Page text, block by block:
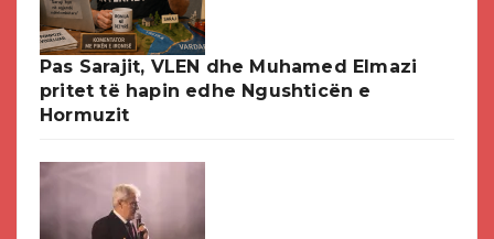
Pas Sarajit, VLEN dhe Muhamed Elmazi
pritet të hapin edhe Ngushticën e
Hormuzit